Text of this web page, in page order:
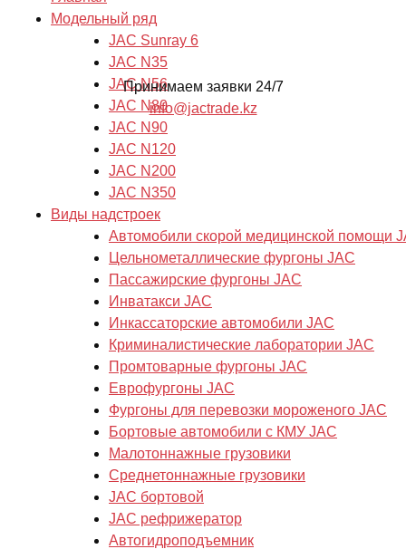
Модельный ряд
JAC Sunray 6
JAC N35
JAC N56
JAC N80
JAC N90
JAC N120
JAC N200
JAC N350
Виды надстроек
Автомобили скорой медицинской помощи
Цельнометаллические фургоны JAC
Пассажирские фургоны JAC
Инватакси JAC
Инкассаторские автомобили JAC
Криминалистические лаборатории JAC
Промтоварные фургоны JAC
Еврофургоны JAC
Фургоны для перевозки мороженого JAC
Бортовые автомобили с КМУ JAC
Малотоннажные грузовики
Cреднетоннажные грузовики
JAC бортовой
JAC рефрижератор
Автогидроподъемник
Принимаем заявки 24/7
info@jactrade.kz